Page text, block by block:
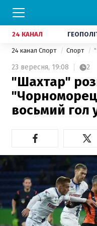
24 КАНАЛ
24 канал Спорт Спорт
23 вересня, 19:08 2
"Шахтар"
восьмий гол